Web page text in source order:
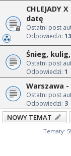
CHLEJADY
datę
Ostatni post
Odpowiedzi:
Śnieg,
Ostatni post
Odpowiedzi: 1
Warszawa
Ostatni post
Odpowiedzi: 3
NOWY TEMAT
Tematy: